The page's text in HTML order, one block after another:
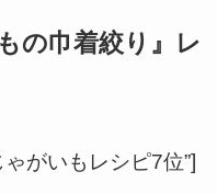
の巾着絞り』レ
がいもレシピ7位”]